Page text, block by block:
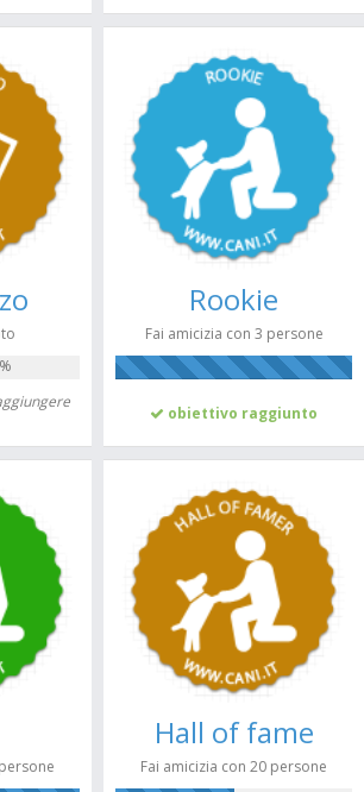
Rookie
Fai amicizia con 3 persone
obiettivo raggiunto
Hall of fame
Fai amicizia con 20 persone